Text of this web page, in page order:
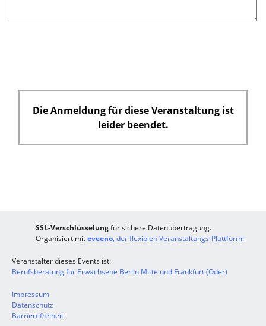
Die Anmeldung für diese Veranstaltung ist
leider beendet.
SSL-Verschlüsselungfür sichere Datenübertragung.
Organisiert miteveeno, der flexiblen Veranstaltungs-Plattform!
Veranstalter dieses Events ist:
Berufsberatung für Erwachsene Berlin Mitte und Frankfurt (Oder)
Impressum
Datenschutz
Barrierefreiheit